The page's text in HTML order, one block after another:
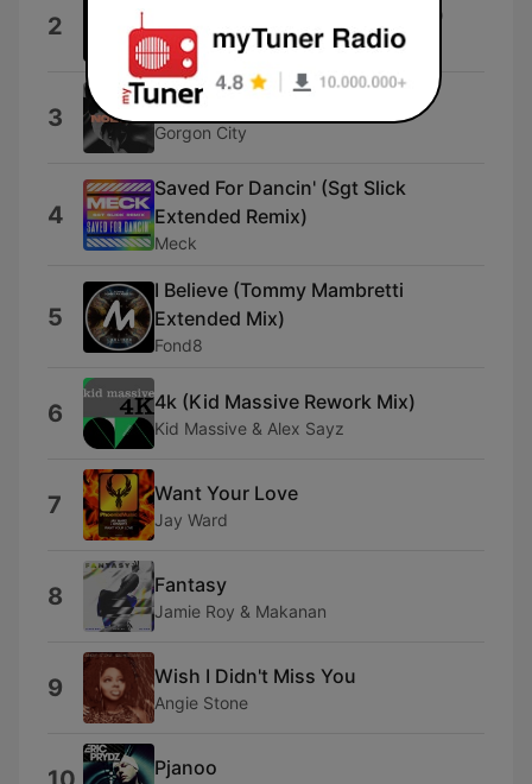
2 My Love (Zsak Extended Remix)
Zsak & Crazibiza
3 Nobody
Gorgon City
4
Saved For Dancin' (Sgt Slick
Extended Remix)
Meck
5
I Believe (Tommy Mambretti
Extended Mix)
Fond8
6 4k (Kid Massive Rework Mix)
Kid Massive & Alex Sayz
7 Want Your Love
Jay Ward
8 Fantasy
Jamie Roy & Makanan
9 Wish I Didn't Miss You
Angie Stone
Pjanoo